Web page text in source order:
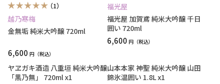
（1）
越乃寒梅
金無垢 純米大吟醸 720ml
6,600 円
福光屋
福光屋 加賀鳶 純米大吟醸 千日
囲い 720ml
6,600 円
ヤヱガキ酒造 八重垣 純米大吟醸
「黒乃無」 720ml x1
山本本家 神聖 純米大吟醸 山田
錦氷温囲い 1.8L x1